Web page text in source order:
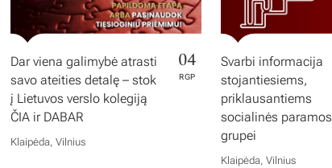
Dar viena galimybė atrasti
savo ateities detalę – stok
į Lietuvos verslo kolegiją
ČIA ir DABAR
04
RGP
Klaipėda, Vilnius
Svarbi informacija
stojantiesiems,
priklausantiems
socialinės paramos
grupei
Klaipėda, Vilnius